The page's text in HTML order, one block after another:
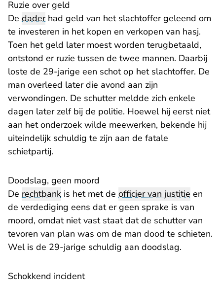
Ruzie over geld
De daderhad geld van het slachtoffer geleend om
te investeren in het kopen en verkopen van hasj.
Toen het geld later moest worden terugbetaald,
ontstond er ruzie tussen de twee mannen. Daarbij
loste de 29-jarige een schot op het slachtoffer. De
man overleed later die avond aan zijn
verwondingen. De schutter meldde zich enkele
dagen later zelf bij de politie. Hoewel hij eerst niet
aan het onderzoek wilde meewerken, bekende hij
uiteindelijk schuldig te zijn aan de fatale
schietpartij.
Doodslag, geen moord
De rechtbank is het met de officier van justitie en
de verdediging eens dat er geen sprake is van
moord, omdat niet vast staat dat de schutter van
tevoren van plan was om de man dood te schieten.
Wel is de 29-jarige schuldig aan doodslag.
Schokkend incident